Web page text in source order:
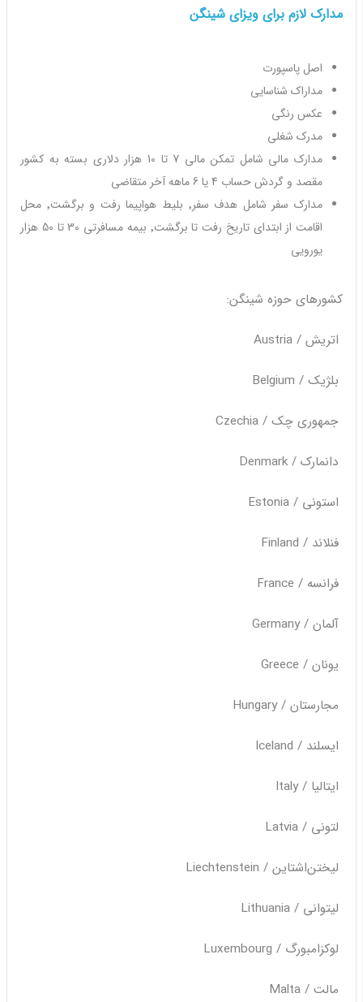
مدارک لازم برای ویزای شینگن
اصل پاسپورت
مداراک شناسایی
عکس رنگی
مدرک شغلی
مدارک مالی شامل تمکن مالی 7 تا 10 هزار دلاری بسته به کشور
مقصد و گردش حساب 4 یا 6 ماهه آخر متقاضی
مدارک سفر شامل هدف سفر٬ بلیط هواپیما رفت و برگشت٬ محل
اقامت از ابتدای تاریخ رفت تا برگشت٬ بیمه مسافرتی 30 تا 50 هزار
یورویی
کشورهای حوزه شینگن:
اتریش / Austria
بلژیک / Belgium
جمهوری چک / Czechia
دانمارک / Denmark
استونی / Estonia
فنلاند / Finland
فرانسه / France
آلمان / Germany
یونان / Greece
مجارستان / Hungary
ایسلند / Iceland
ایتالیا / Italy
لتونی / Latvia
لیختن‌اشتاین / Liechtenstein
لیتوانی / Lithuania
لوکزامبورگ / Luxembourg
مالت / Malta